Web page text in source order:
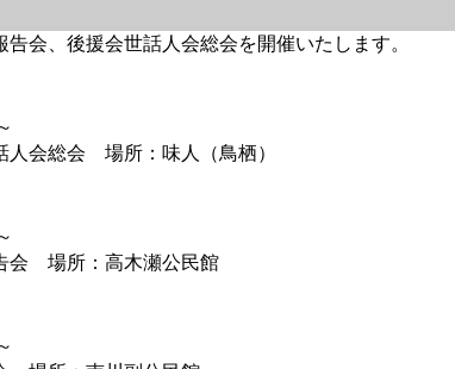
会、後援会世話人会総会を開催いたします。
人会総会 場所：味人（鳥栖）
会 場所：高木瀬公民館